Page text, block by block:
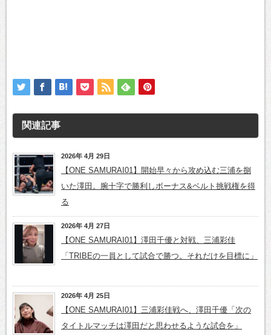
関連記事
2026年 4月 29日
【ONE SAMURAI01】開始早々から攻め込む三浦を捌
いた澤田。腕十字で勝利しボーナス&ベルト挑戦権を得
る
2026年 4月 27日
【ONE SAMURAI01】澤田千優と対戦、三浦彩佳
「TRIBEの一員として試合で勝つ。それだけを目標に」
2026年 4月 25日
【ONE SAMURAI01】三浦彩佳戦へ、澤田千優「次の
タイトルマッチは澤田だと思わせるような試合を」